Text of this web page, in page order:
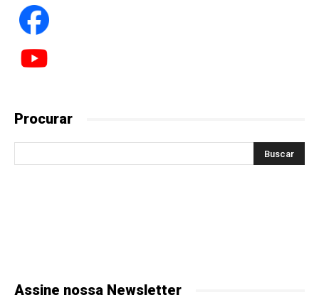
Procurar
Assine nossa Newsletter